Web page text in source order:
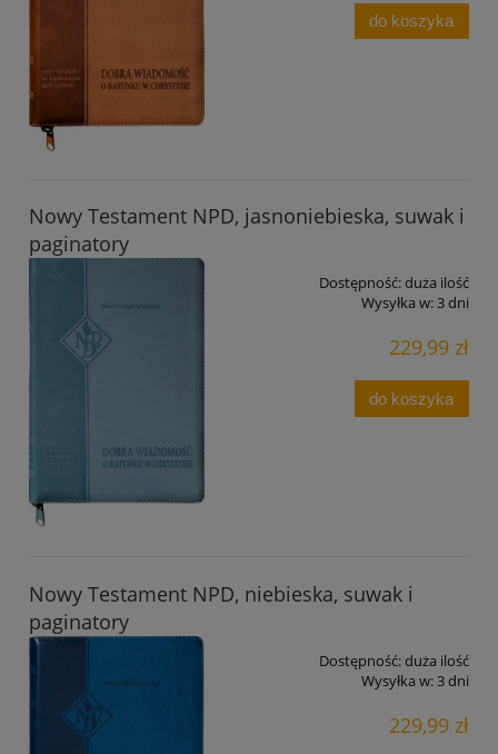
do koszyka
Nowy Testament NPD, jasnoniebieska, suwak i
paginatory
Dostępność:duża ilość
Wysyłka w:3 dni
229,99 zł
do koszyka
Nowy Testament NPD, niebieska, suwak i
paginatory
Dostępność:duża ilość
Wysyłka w:3 dni
229,99 zł